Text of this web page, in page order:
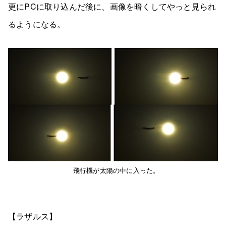
更にPCに取り込んだ後に、画像を暗くしてやっと見られ
るようになる。
飛行機が太陽の中に入った。
【ラザルス】